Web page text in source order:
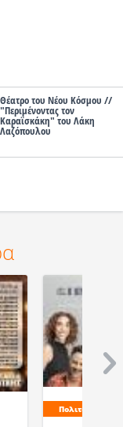
Θέατρο του Νέου Κόσμου //
"Περιμένοντας τον
Καραϊσκάκη" του Λάκη
Λαζόπουλου
Πολιτισμός